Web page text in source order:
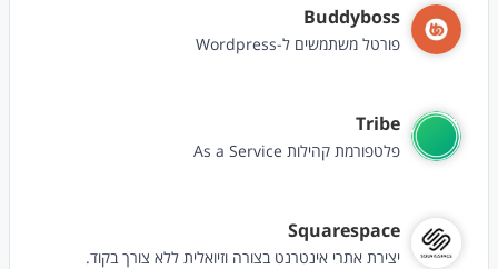
Buddyboss
פורטל משתמשים ל-Wordpress
Tribe
פלטפורמת קהילות As a Service
Squarespace
יצירת אתרי אינטרנט בצורה וזיואלית ללא צורך בקוד.